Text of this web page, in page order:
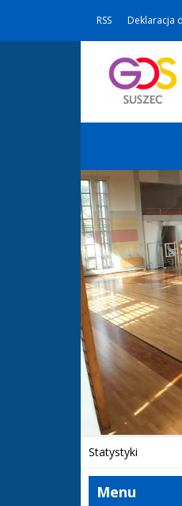
RSS Deklaracja
Statystyki
Menu